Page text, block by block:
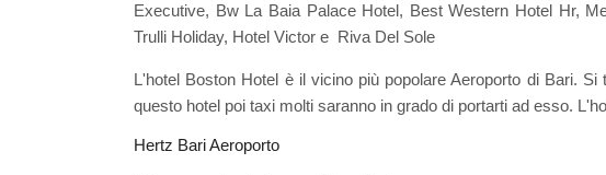
Executive, Bw La Baia Palace Hotel, Best Western Hotel Hr,
Trulli Holiday, Hotel Victor e Riva Del Sole
L'hotel Boston Hotel è il vicino più popolare Aeroporto di Bari.
questo hotel poi taxi molti saranno in grado di portarti ad esso.
Hertz Bari Aeroporto